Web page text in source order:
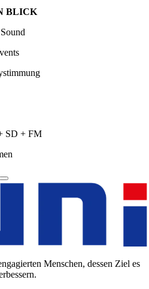
BLICK
SD + FM
Menschen, dessen Ziel es